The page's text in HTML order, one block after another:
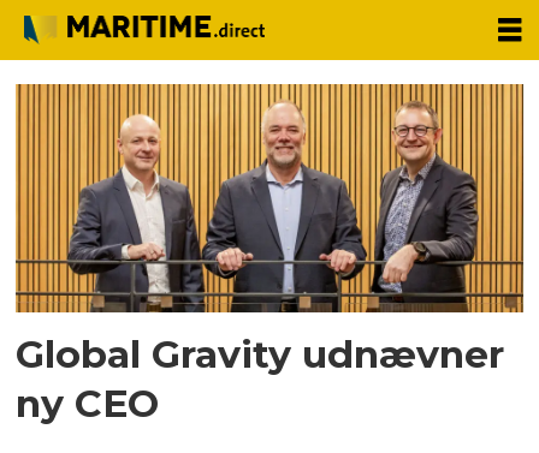
Tag:
tom
rasmussen
Global Gravity udnævner
ny CEO